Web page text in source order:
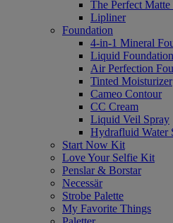
The Perfect
Lipliner
Foundation
4-in-1 Mineral
Liquid Foundation
Air Perfection
Tinted Moisturizer
Cameo Contour
CC Cream
Liquid Veil Spray
Hydrafluid Water
Start Now Kit
Love Your Selfie Kit
Penslar & Borstar
Necessär
Strobe Palette
My Favorite Things